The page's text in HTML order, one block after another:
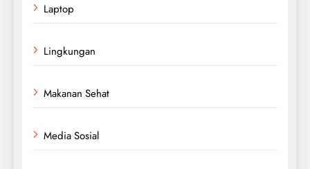
Laptop
Lingkungan
Makanan Sehat
Media Sosial